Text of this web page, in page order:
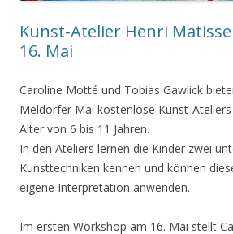
Kunst-Atelier Henri
16. Mai
Caroline Motté und Tobias Gawlick
Meldorfer Mai kostenlose Kunst-
Alter von 6 bis 11 Jahren.
In den Ateliers lernen die Kinder zwei
Kunsttechniken kennen und können
eigene Interpretation anwenden.
Im ersten Workshop am 16. Mai stellt